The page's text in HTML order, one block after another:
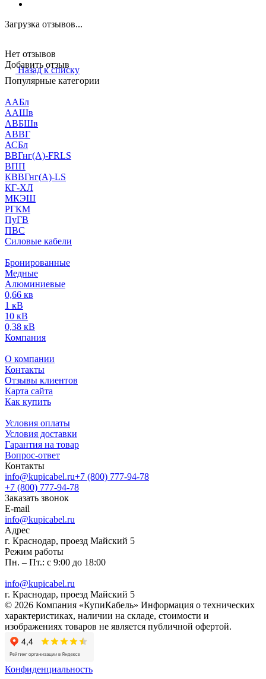
Загрузка отзывов...
Нет отзывов
Добавить отзыв
Назад к списку
Популярные категории
ААБл
ААШв
АВБШв
АВВГ
АСБл
ВВГнг(А)-FRLS
ВПП
КВВГнг(А)-LS
КГ-ХЛ
МКЭШ
РГКМ
ПуГВ
ПВС
Силовые кабели
Бронированные
Медные
Алюминиевые
0,66 кв
1 кВ
10 кВ
0,38 кВ
Компания
О компании
Контакты
Отзывы клиентов
Карта сайта
Как купить
Условия оплаты
Условия доставки
Гарантия на товар
Вопрос-ответ
Контакты
info@kupicabel.ru+7 (800) 777-94-78
+7 (800) 777-94-78
Заказать звонок
E-mail
info@kupicabel.ru
Адрес
г. Краснодар, проезд Майский 5
Режим работы
Пн. – Пт.: с 9:00 до 18:00
info@kupicabel.ru
г. Краснодар, проезд Майский 5
© 2026 Компания «КупиКабель» Информация о технических
характеристиках, наличии на складе, стоимости и
изображениях товаров не является публичной офертой.
Конфиденциальность